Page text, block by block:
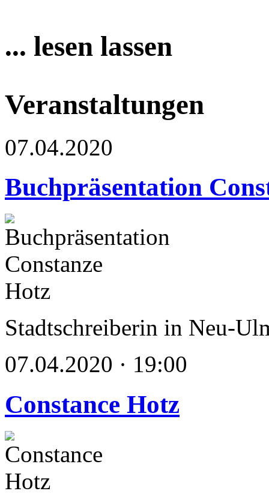
... lesen lassen
Veranstaltungen
07.04.2020
Buchpräsentation
Stadtschreiberin in Neu-
07.04.2020 · 19:00
Constance Hotz